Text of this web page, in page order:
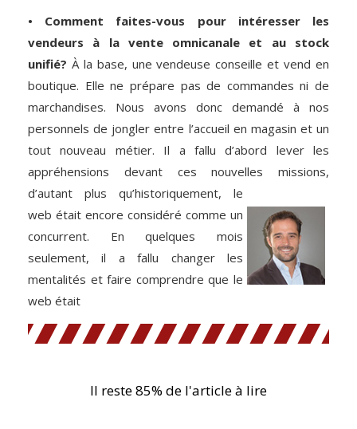
• Comment faites-vous pour intéresser les
vendeurs à la vente omnicanale et au stock
unifié? À la base, une vendeuse conseille et vend en
boutique. Elle ne prépare pas de commandes ni de
marchandises. Nous avons donc demandé à nos
personnels de jongler entre l’accueil en magasin et un
tout nouveau métier. Il a fallu d’abord lever les
appréhensions devant ces nouvelles missions,
d’autant plus qu’historiquement, le
web était encore considéré comme un
concurrent. En quelques mois
seulement, il a fallu changer les
mentalités et faire comprendre que le
web était
Il reste 85% de l'article à lire